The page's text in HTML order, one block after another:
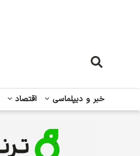
خبر و دیپلماسی اقتصاد